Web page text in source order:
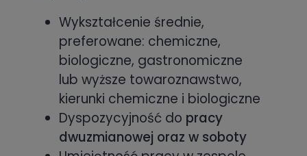
Wykształcenie średnie,
preferowane: chemiczne,
biologiczne, gastronomiczne
lub wyższe towaroznawstwo,
kierunki chemiczne i biologiczne
Dyspozycyjność do pracy
dwuzmianowej oraz w soboty